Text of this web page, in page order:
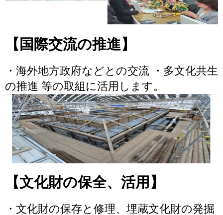
【国際交流の推進】
・海外地方政府などとの交流 ・多文化共生
の推進 等の取組に活用します。
【文化財の保全、活用】
・文化財の保存と修理、埋蔵文化財の発掘